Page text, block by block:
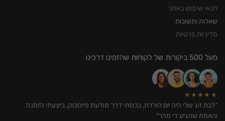
תנאי שימוש באתר
שאלות ותשובות
מדיניות פרטיות
מעל 500 ביקורות של לקוחות שהזמינו דרכינו
★★★★★
״לבת זוג שלי היה יום הולדת, נכסתי דרך מודעת פייסבוק, ביצעתי הזמנה
והאמת שהגיע די מהר״